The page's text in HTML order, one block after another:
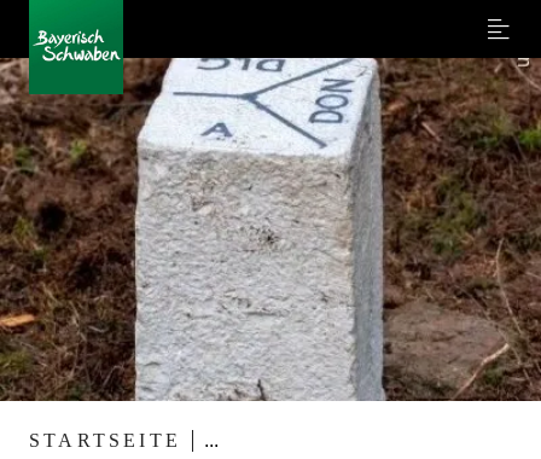
Menu
STARTSEITE ...